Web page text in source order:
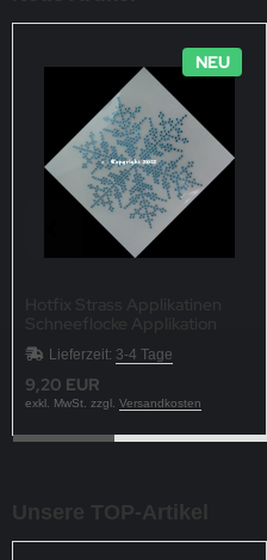
NEU
Schneeflocke Applikation
Eiskristall Nr.2 121017
Lieferzeit: 3-4 Tage
9,20 EUR
exkl. MwSt. zzgl. Versandkosten
Unsere TOP-Artikel